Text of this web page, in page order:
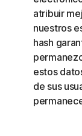
atribuir
nuestros
hash
estos
de sus